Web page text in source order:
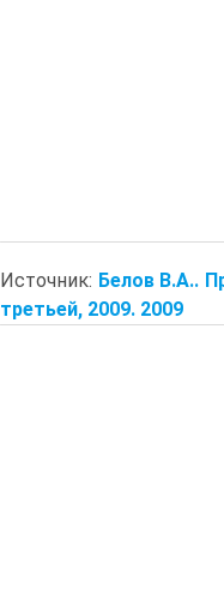
Источник: Белов В.А..
третьей, 2009. 2009